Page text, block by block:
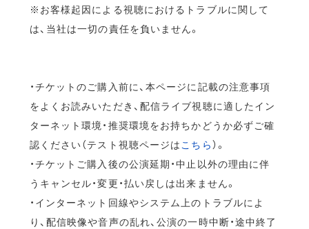
※お客様起因による視聴におけるトラブルに関して
は、当社は一切の責任を負いません。
・チケットのご購入前に、本ページに記載の注意事項
をよくお読みいただき、配信ライブ視聴に適したイン
ターネット環境・推奨環境をお持ちかどうか必ずご確
認ください（テスト視聴ページは こちら）。
・チケットご購入後の公演延期・中止以外の理由に伴
うキャンセル・変更・払い戻しは出来ません。
・インターネット回線やシステム上のトラブルによ
り、配信映像や音声の乱れ、公演の一時中断・途中終了